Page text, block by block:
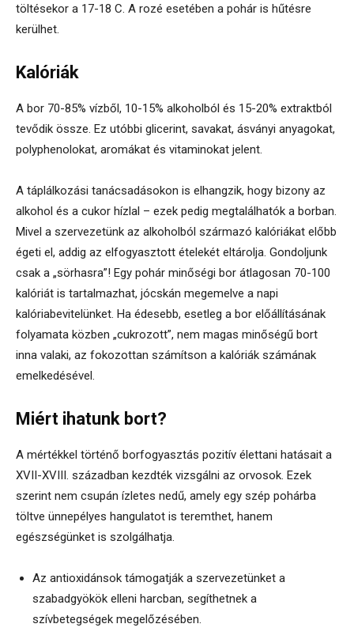
töltésekor a 17-18 C. A rozé esetében a pohár is hűtésre
kerülhet.
Kalóriák
A bor 70-85% vízből, 10-15% alkoholból és 15-20% extraktból
tevődik össze. Ez utóbbi glicerint, savakat, ásványi anyagokat,
polyphenolokat, aromákat és vitaminokat jelent.
A táplálkozási tanácsadásokon is elhangzik, hogy bizony az
alkohol és a cukor hízlal – ezek pedig megtalálhatók a borban.
Mivel a szervezetünk az alkoholból származó kalóriákat előbb
égeti el, addig az elfogyasztott ételekét eltárolja. Gondoljunk
csak a „sörhasra”! Egy pohár minőségi bor átlagosan 70-100
kalóriát is tartalmazhat, jócskán megemelve a napi
kalóriabevitelünket. Ha édesebb, esetleg a bor előállításának
folyamata közben „cukrozott”, nem magas minőségű bort
inna valaki, az fokozottan számítson a kalóriák számának
emelkedésével.
Miért ihatunk bort?
A mértékkel történő borfogyasztás pozitív élettani hatásait a
XVII-XVIII. században kezdték vizsgálni az orvosok. Ezek
szerint nem csupán ízletes nedű, amely egy szép pohárba
töltve ünnepélyes hangulatot is teremthet, hanem
egészségünket is szolgálhatja.
Az antioxidánsok támogatják a szervezetünket a
szabadgyökök elleni harcban, segíthetnek a
szívbetegségek megelőzésében.